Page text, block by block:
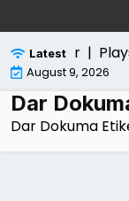
to
content
Latest
Edilir |
August 9, 2026
Dar
Dar Dokuma